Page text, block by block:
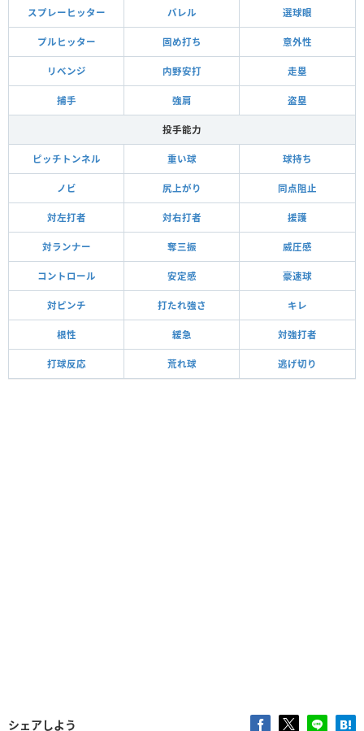
スプレーヒッター バレル 選球眼
プルヒッター 固め打ち 意外性
リベンジ 内野安打 走塁
捕手 強肩 盗塁
投手能力
ピッチトンネル 重い球 球持ち
ノビ 尻上がり 同点阻止
対左打者 対右打者 援護
対ランナー 奪三振 威圧感
コントロール 安定感 豪速球
対ピンチ 打たれ強さ キレ
根性 緩急 対強打者
打球反応 荒れ球 逃げ切り
シェアしよう